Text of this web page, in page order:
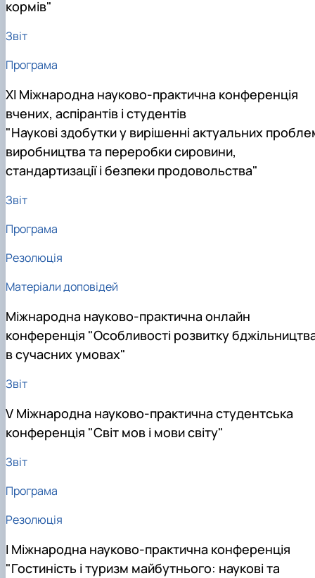
кормів"
Звіт
Програма
ХI Міжнародна науково-практична конференція
вчених, аспірантів і студентів
"Наукові здобутки у вирішенні актуальних
виробництва та переробки сировини,
стандартизації і безпеки продовольства"
Звіт
Програма
Резолюція
Матеріали доповідей
Міжнародна науково-практична онлайн
конференція "Особливості розвитку
в сучасних умовах"
Звіт
V Міжнародна науково-практична студентська
конференція "Світ мов і мови світу"
Звіт
Програма
Резолюція
І Міжнародна науково-практична конференція
"Гостиність і туризм майбутнього: наукові та